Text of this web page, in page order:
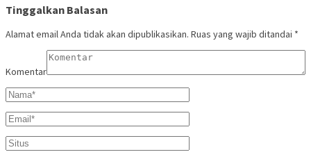
Tinggalkan Balasan
Alamat email Anda tidak akan dipublikasikan. Ruas yang wajib ditandai *
Komentar